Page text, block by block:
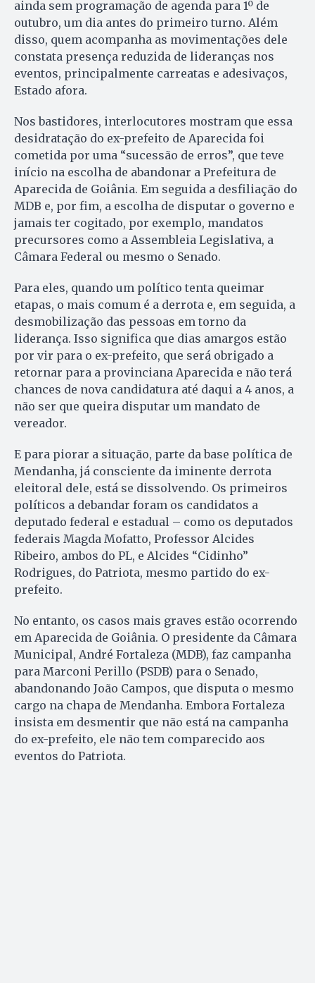
ainda sem programação de agenda para 1º de
outubro, um dia antes do primeiro turno. Além
disso, quem acompanha as movimentações dele
constata presença reduzida de lideranças nos
eventos, principalmente carreatas e adesivaços,
Estado afora.
Nos bastidores, interlocutores mostram que essa
desidratação do ex-prefeito de Aparecida foi
cometida por uma “sucessão de erros”, que teve
início na escolha de abandonar a Prefeitura de
Aparecida de Goiânia. Em seguida a desfiliação do
MDB e, por fim, a escolha de disputar o governo e
jamais ter cogitado, por exemplo, mandatos
precursores como a Assembleia Legislativa, a
Câmara Federal ou mesmo o Senado.
Para eles, quando um político tenta queimar
etapas, o mais comum é a derrota e, em seguida, a
desmobilização das pessoas em torno da
liderança. Isso significa que dias amargos estão
por vir para o ex-prefeito, que será obrigado a
retornar para a provinciana Aparecida e não terá
chances de nova candidatura até daqui a 4 anos, a
não ser que queira disputar um mandato de
vereador.
E para piorar a situação, parte da base política de
Mendanha, já consciente da iminente derrota
eleitoral dele, está se dissolvendo. Os primeiros
políticos a debandar foram os candidatos a
deputado federal e estadual – como os deputados
federais Magda Mofatto, Professor Alcides
Ribeiro, ambos do PL, e Alcides “Cidinho”
Rodrigues, do Patriota, mesmo partido do ex-
prefeito.
No entanto, os casos mais graves estão ocorrendo
em Aparecida de Goiânia. O presidente da Câmara
Municipal, André Fortaleza (MDB), faz campanha
para Marconi Perillo (PSDB) para o Senado,
abandonando João Campos, que disputa o mesmo
cargo na chapa de Mendanha. Embora Fortaleza
insista em desmentir que não está na campanha
do ex-prefeito, ele não tem comparecido aos
eventos do Patriota.